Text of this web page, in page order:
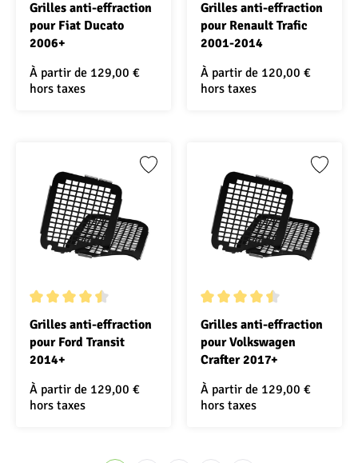
Grilles anti-effraction
pour Fiat Ducato
2006+
À partir de 129,00 €
hors taxes
Grilles anti-effraction
pour Renault Trafic
2001-2014
À partir de 120,00 €
hors taxes
Note moyenne de 4.5 sur 5 étoiles
Grilles anti-effraction
pour Ford Transit
2014+
À partir de 129,00 €
hors taxes
Note moyenne de 4.5 sur 5
Grilles anti-effraction
pour Volkswagen
Crafter 2017+
À partir de 129,00 €
hors taxes